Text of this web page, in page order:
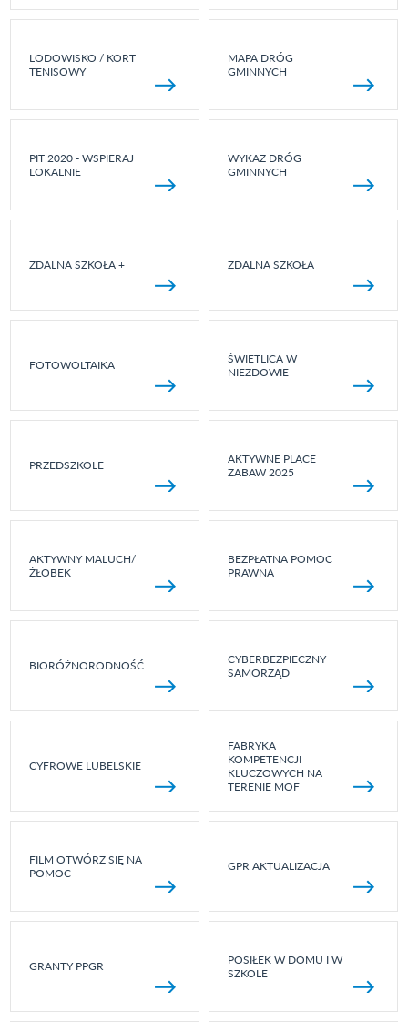
LODOWISKO / KORT
TENISOWY
MAPA DRÓG
GMINNYCH
PIT 2020 - WSPIERAJ
LOKALNIE
WYKAZ DRÓG
GMINNYCH
ZDALNA SZKOŁA + ZDALNA SZKOŁA
FOTOWOLTAIKA
ŚWIETLICA W
NIEZDOWIE
PRZEDSZKOLE
AKTYWNE PLACE
ZABAW 2025
AKTYWNY MALUCH/
ŻŁOBEK
BEZPŁATNA POMOC
PRAWNA
BIORÓŻNORODNOŚĆ
CYBERBEZPIECZNY
SAMORZĄD
CYFROWE LUBELSKIE
FABRYKA
KOMPETENCJI
KLUCZOWYCH NA
TERENIE MOF
FILM OTWÓRZ SIĘ NA
POMOC
GPR AKTUALIZACJA
GRANTY PPGR
POSIŁEK W DOMU I W
SZKOLE